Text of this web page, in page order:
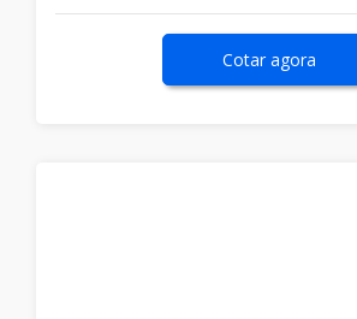
Cotar agora